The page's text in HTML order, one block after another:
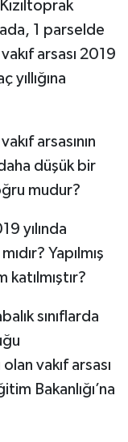
1 parselde
arsası 2019
yıllığına
arsasının
düşük bir
mudur?
yılında
Yapılmış
sınıflarda
vakıf arsası
Bakanlığı’na